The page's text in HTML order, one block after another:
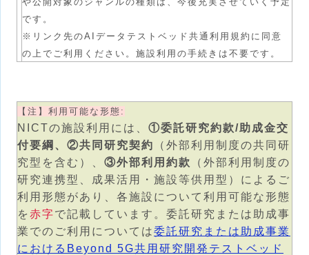
です。
※リンク先のAIデータテストベッド共通利用規約に同意
の上でご利用ください。施設利用の手続きは不要です。
【注】利用可能な形態:
NICTの施設利用には、 ①委託研究約款/助成金交
付要綱、②共同研究契約
（外部利用制度の共同研
究型を含む）、 ③外部利用約款
（外部利用制度の
研究連携型、成果活用・施設等供用型）によるご
利用形態があり、各施設について利用可能な形態
を 赤字で記載しています。委託研究または助成事
業でのご利用については委託研究または助成事業
におけるBeyond 5G共用研究開発テストベッド